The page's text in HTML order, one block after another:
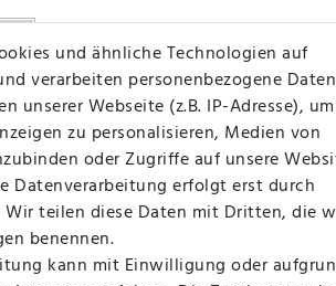
und ähnliche Technologien auf
verarbeiten personenbezogene Daten
unserer Webseite (z.B. IP-Adresse), um
zu personalisieren, Medien von
oder Zugriffe auf unsere
Datenverarbeitung erfolgt erst durch
Wir teilen diese Daten mit Dritten, die
benennen.
kann mit Einwilligung oder